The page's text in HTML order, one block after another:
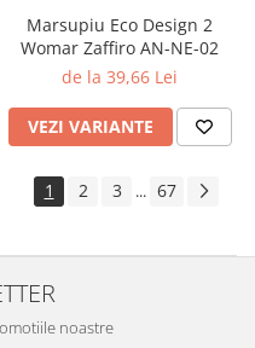
Marsupiu Eco Design 2
Womar Zaffiro AN-NE-02
de la 39,66 Lei
VEZI VARIANTE
1 2 3 ... 67
noastre